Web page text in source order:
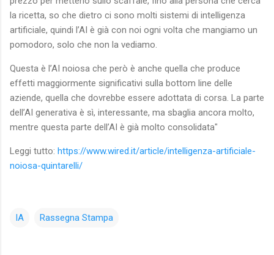
la ricetta, so che dietro ci sono molti sistemi di intelligenza
artificiale, quindi l’AI è già con noi ogni volta che mangiamo un
pomodoro, solo che non la vediamo.
Questa è l’AI noiosa che però è anche quella che produce
effetti maggiormente significativi sulla bottom line delle
aziende, quella che dovrebbe essere adottata di corsa. La parte
dell’AI generativa è sì, interessante, ma sbaglia ancora molto,
mentre questa parte dell’AI è già molto consolidata"
Leggi tutto: https://www.wired.it/article/intelligenza-artificiale-
noiosa-quintarelli/
IA Rassegna Stampa